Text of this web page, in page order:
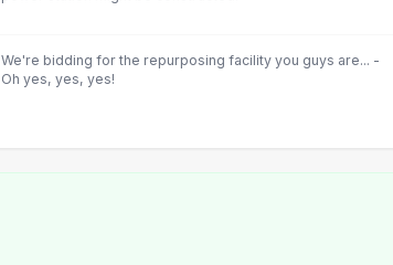
We're bidding for the repurposing facility you guys are... -
Oh yes, yes, yes!